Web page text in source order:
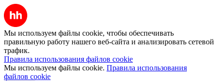
Мы используем файлы cookie, чтобы обеспечивать
правильную работу нашего веб-сайта и анализировать сетевой
трафик.
Правила использования файлов cookie
Мы используем файлы cookie. Правила использования
файлов cookie